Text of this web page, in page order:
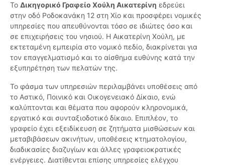
Το Δικηγορικό Γραφείο Χούλη Αικατερίνη εδρεύει
στην οδό Ροδοκανάκη 12 στη Χίο και προσφέρει νομικές
υπηρεσίες που απευθύνονται τόσο σε ιδιώτες όσο και
σε επιχειρήσεις του νησιού. Η Αικατερίνη Χούλη, με
εκτεταμένη εμπειρία στο νομικό πεδίο, διακρίνεται για
τον επαγγελματισμό και το αίσθημα ευθύνης κατά την
εξυπηρέτηση των πελατών της.
Το φάσμα των υπηρεσιών περιλαμβάνει υποθέσεις από
το Αστικό, Ποινικό και Οικογενειακό Δίκαιο, ενώ
καλύπτονται και θέματα που αφορούν κληρονομικά,
εργατικό και συνταξιοδοτικό δίκαιο. Επιπλέον, το
γραφείο έχει εξειδίκευση σε ζητήματα μισθώσεων και
μεταβιβάσεων ακινήτων, υποθέσεις κτηματολογίου,
διαδικασίες διαζυγίων και άλλες γραφειοκρατικές
ενέργειες. Διατίθενται επίσης υπηρεσίες ελέγχου